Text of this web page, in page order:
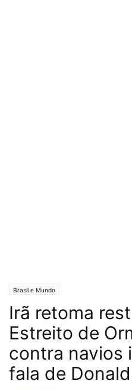
Brasil e Mundo
Irã retoma
Estreito de
contra navios
fala de